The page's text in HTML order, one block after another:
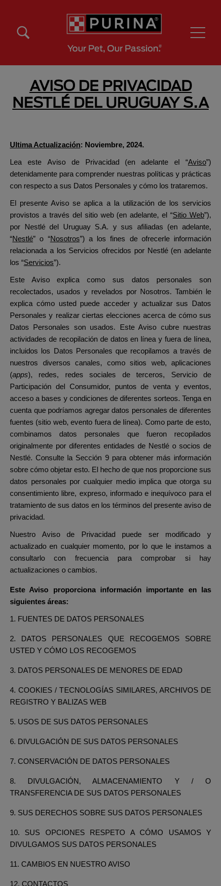
AVISO DE PRIVACIDAD
NESTLÉ DEL URUGUAY S.A
Ultima Actualización: Noviembre, 2024.
Lea este Aviso de Privacidad (en adelante el “Aviso”)
detenidamente para comprender nuestras políticas y prácticas
con respecto a sus Datos Personales y cómo los trataremos.
El presente Aviso se aplica a la utilización de los servicios
provistos a través del sitio web (en adelante, el “Sitio Web”),
por Nestlé del Uruguay S.A. y sus afiliadas (en adelante,
“Nestlé” o “Nosotros”) a los fines de ofrecerle información
relacionada a los Servicios ofrecidos por Nestlé (en adelante
los “Servicios”).
Este Aviso explica como sus datos personales son
recolectados, usados y revelados por Nosotros. También le
explica cómo usted puede acceder y actualizar sus Datos
Personales y realizar ciertas elecciones acerca de cómo sus
Datos Personales son usados. Este Aviso cubre nuestras
actividades de recopilación de datos en línea y fuera de línea,
incluidos los Datos Personales que recopilamos a través de
nuestros diversos canales, como sitios web, aplicaciones
(apps), redes, redes sociales de terceros, Servicio de
Participación del Consumidor, puntos de venta y eventos,
acceso a bases y condiciones de diferentes sorteos. Tenga en
cuenta que podríamos agregar datos personales de diferentes
fuentes (sitio web, evento fuera de línea). Como parte de esto,
combinamos datos personales que fueron recopilados
originalmente por diferentes entidades de Nestlé o socios de
Nestlé. Consulte la Sección 9 para obtener más información
sobre cómo objetar esto. El hecho de que nos proporcione sus
datos personales por cualquier medio implica que otorga su
consentimiento libre, expreso, informado e inequívoco para el
tratamiento de sus datos en los términos del presente aviso de
privacidad.
Nuestro Aviso de Privacidad puede ser modificado y
actualizado en cualquier momento, por lo que le instamos a
consultarlo con frecuencia para comprobar si hay
actualizaciones o cambios.
Este Aviso proporciona información importante en las
siguientes áreas:
1. FUENTES DE DATOS PERSONALES
2. DATOS PERSONALES QUE RECOGEMOS SOBRE
USTED Y CÓMO LOS RECOGEMOS
3. DATOS PERSONALES DE MENORES DE EDAD
4. COOKIES / TECNOLOGÍAS SIMILARES, ARCHIVOS DE
REGISTRO Y BALIZAS WEB
5. USOS DE SUS DATOS PERSONALES
6. DIVULGACIÓN DE SUS DATOS PERSONALES
7. CONSERVACIÓN DE DATOS PERSONALES
8. DIVULGACIÓN, ALMACENAMIENTO Y / O
TRANSFERENCIA DE SUS DATOS PERSONALES
9. SUS DERECHOS SOBRE SUS DATOS PERSONALES
10. SUS OPCIONES RESPETO A CÓMO USAMOS Y
DIVULGAMOS SUS DATOS PERSONALES
11. CAMBIOS EN NUESTRO AVISO
12. CONTACTOS